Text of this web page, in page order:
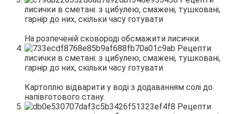
На розпеченій сковороді обсмажити лисички.
Картоплю відварити у воді з додаванням солі до
напівготового стану.